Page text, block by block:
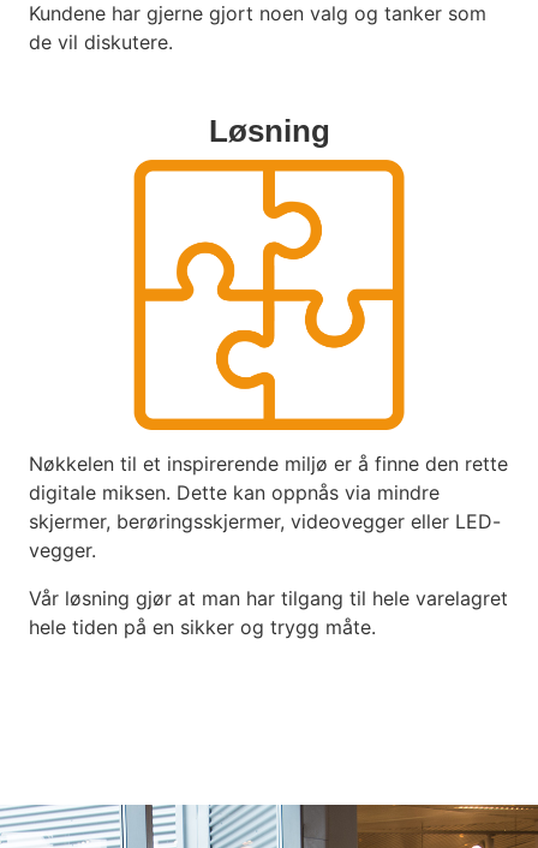
Kundene har gjerne gjort noen valg og tanker som
de vil diskutere.
Løsning
Nøkkelen til et inspirerende miljø er å finne den rette
digitale miksen. Dette kan oppnås via mindre
skjermer, berøringsskjermer, videovegger eller LED-
vegger.
Vår løsning gjør at man har tilgang til hele varelagret
hele tiden på en sikker og trygg måte.